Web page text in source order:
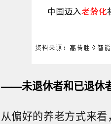
——未退休者和已退休
从偏好的养老方式来